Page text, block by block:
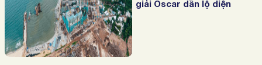
giải Oscar dần lộ diện